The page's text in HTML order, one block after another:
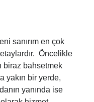
sanırım en çok
Öncelikle
biraz bahsetmek
yakın bir yerde,
yanında ise